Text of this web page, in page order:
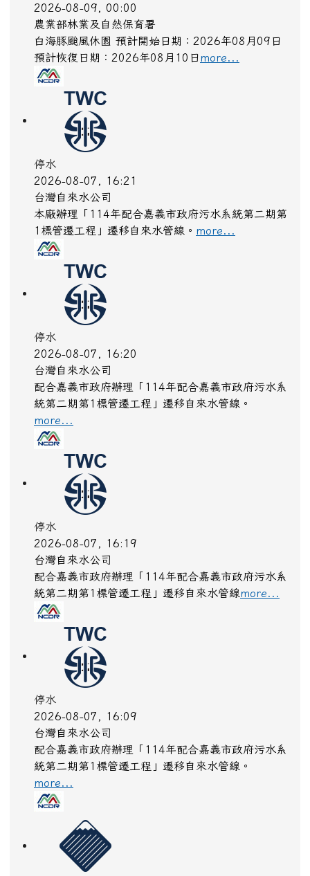
2026-08-09, 00:00
農業部林業及自然保育署
白海豚颱風休園 預計開始日期：2026年08月09日
預計恢復日期：2026年08月10日more...
停水
2026-08-07, 16:21
台灣自來水公司
本廠辦理「114年配合嘉義市政府污水系統第二期第
1標管遷工程」遷移自來水管線。 more...
停水
2026-08-07, 16:20
台灣自來水公司
配合嘉義市政府辦理「114年配合嘉義市政府污水系
統第二期第1標管遷工程」遷移自來水管線。
more...
停水
2026-08-07, 16:19
台灣自來水公司
配合嘉義市政府辦理「114年配合嘉義市政府污水系
統第二期第1標管遷工程」遷移自來水管線more...
停水
2026-08-07, 16:09
台灣自來水公司
配合嘉義市政府辦理「114年配合嘉義市政府污水系
統第二期第1標管遷工程」遷移自來水管線。
more...